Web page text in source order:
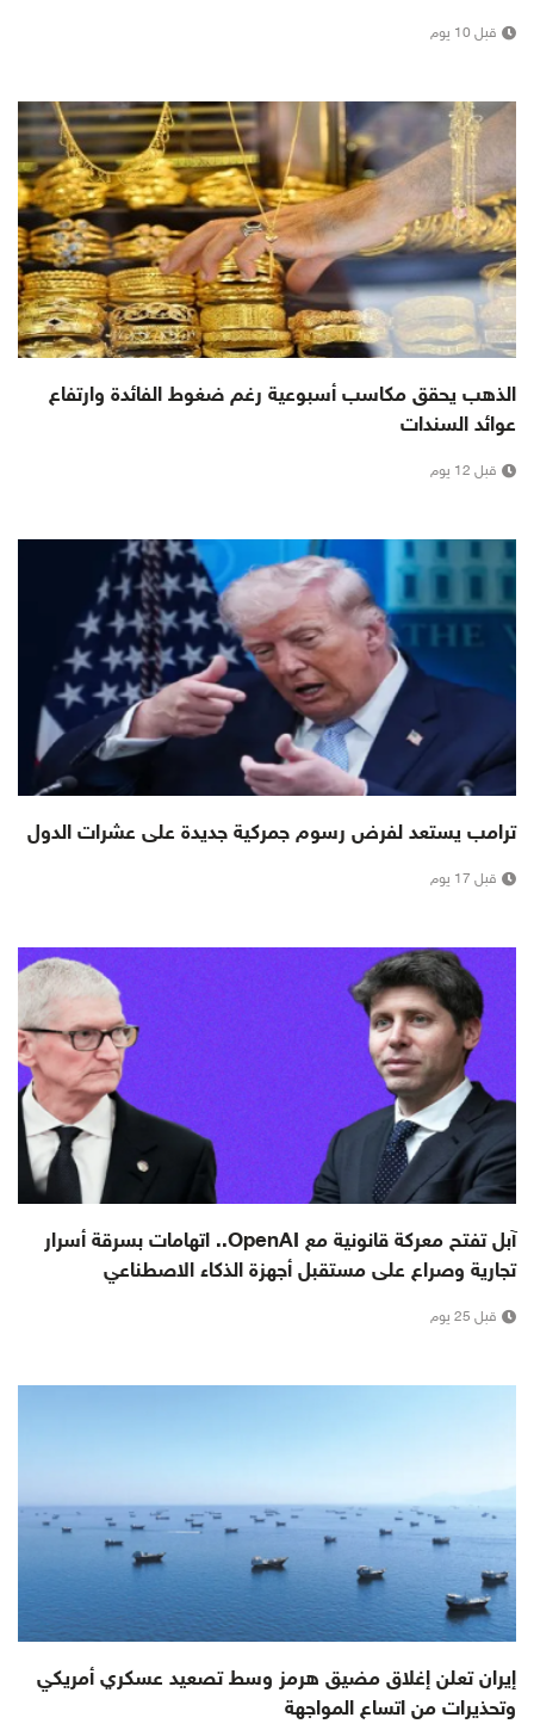
قبل 10 يوم
الذهب يحقق مكاسب أسبوعية رغم ضغوط الفائدة وارتفاع
عوائد السندات
قبل 12 يوم
ترامب يستعد لفرض رسوم جمركية جديدة على عشرات الدول
قبل 17 يوم
آبل تفتح معركة قانونية مع OpenAI.. اتهامات بسرقة أسرار
تجارية وصراع على مستقبل أجهزة الذكاء الاصطناعي
قبل 25 يوم
إيران تعلن إغلاق مضيق هرمز وسط تصعيد عسكري أمريكي
وتحذيرات من اتساع المواجهة